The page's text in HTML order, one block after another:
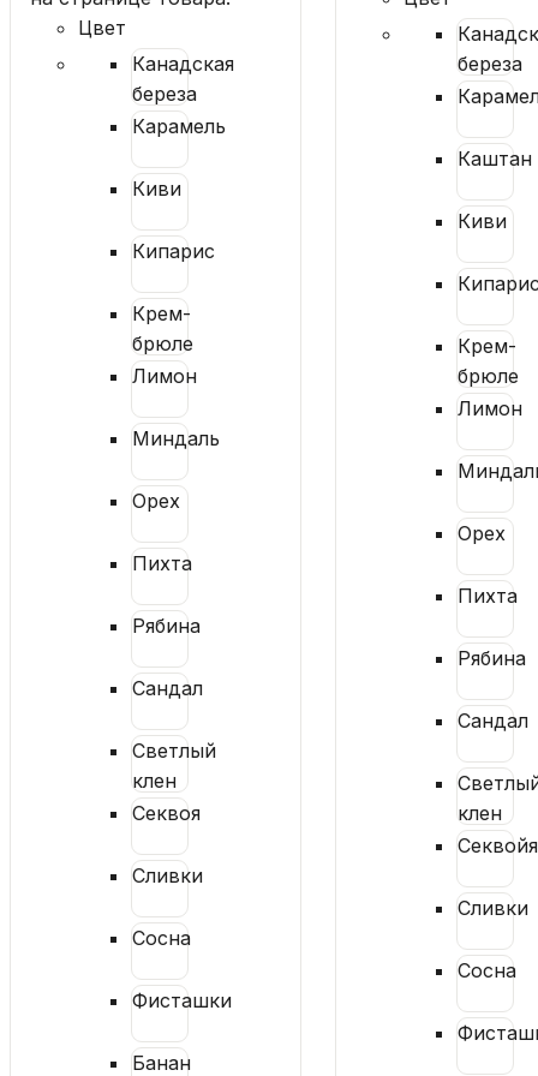
Цвет
Канадская
береза
Карамель
Киви
Кипарис
Крем-
брюле
Лимон
Миндаль
Орех
Пихта
Рябина
Сандал
Светлый
клен
Секвоя
Сливки
Сосна
Фисташки
Банан
береза
Каштан
Киви
Кипарис
Крем-
брюле
Лимон
Орех
Пихта
Рябина
Сандал
клен
Секвойя
Сливки
Сосна